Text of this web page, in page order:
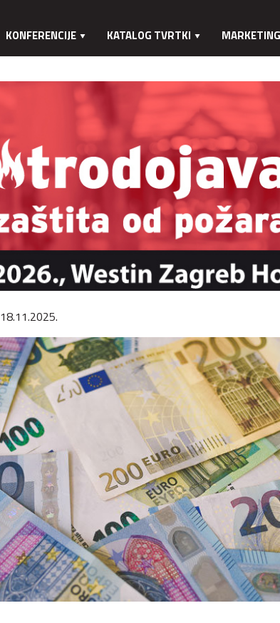
KONFERENCIJE KATALOG TVRTKI MARKETING
18.11.2025.